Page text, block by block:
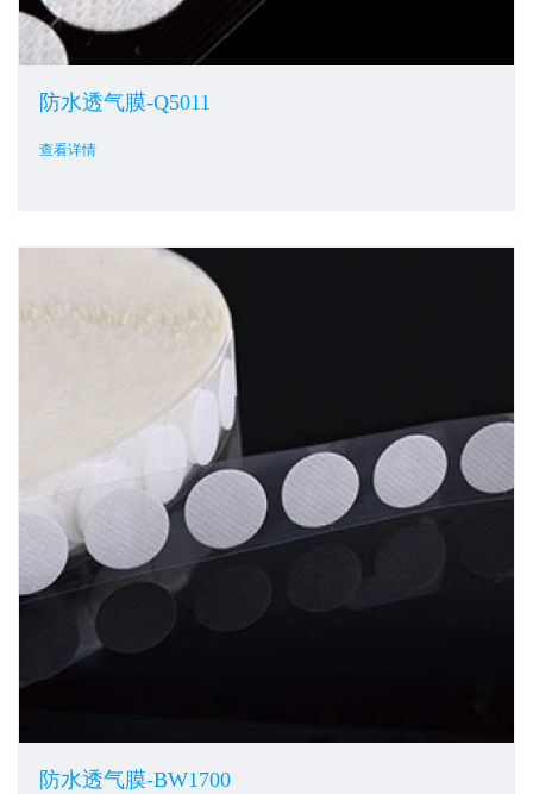
防水透气膜-Q5011
查看详情
防水透气膜-BW1700